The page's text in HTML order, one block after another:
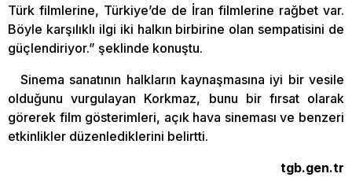
Türk filmlerine, Türkiye’de de İran filmlerine rağbet var.
Böyle karşılıklı ilgi iki halkın birbirine olan sempatisini de
güçlendiriyor.” şeklinde konuştu.
Sinema sanatının halkların kaynaşmasına iyi bir vesile
olduğunu vurgulayan Korkmaz, bunu bir fırsat olarak
görerek film gösterimleri, açık hava sineması ve benzeri
etkinlikler düzenlediklerini belirtti.
tgb.gen.tr